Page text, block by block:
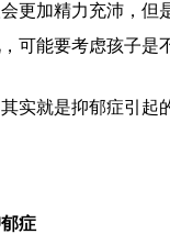
更加精力充沛，但
可能要考虑孩子是
实就是抑郁症引起
症